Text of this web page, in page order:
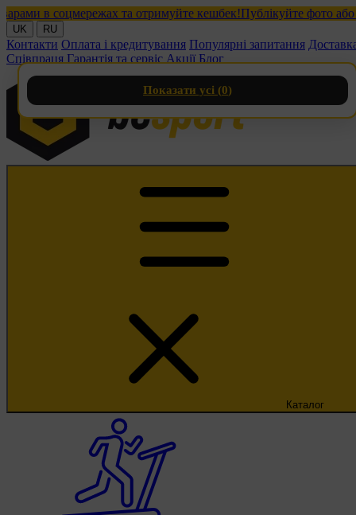
в соцмережах та отримуйте кешбек!Публікуйте фото або
UK RU
Контакти Оплата і кредитування Популярні запитання
Співпраця Гарантія та сервіс Акції Блог
Каталог
Показати усі (0)